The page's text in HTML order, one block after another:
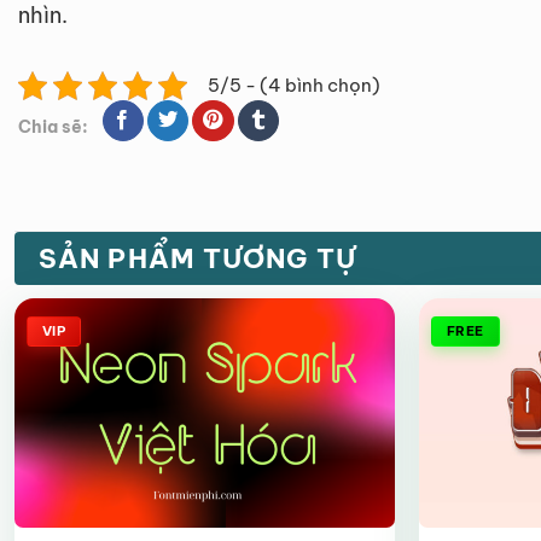
nhìn.
5/5 - (4 bình chọn)
Chia sẽ:
SẢN PHẨM TƯƠNG TỰ
VIP FREE